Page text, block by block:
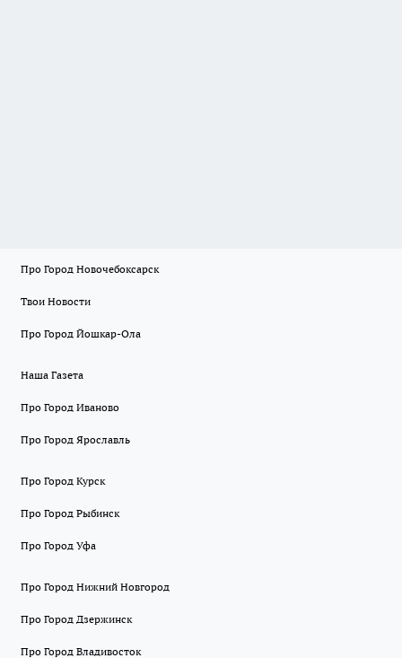
Про Город Новочебоксарск
Твои Новости
Про Город Йошкар-Ола
Наша Газета
Про Город Иваново
Про Город Ярославль
Про Город Курск
Про Город Рыбинск
Про Город Уфа
Про Город Нижний Новгород
Про Город Дзержинск
Про Город Владивосток